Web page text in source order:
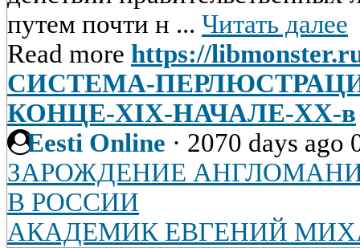
путем почти н ... Читать далее
Read more https://
СИСТЕМА-
КОНЦЕ-XIX-НАЧАЛЕ-XX-в
Eesti Online · 2070 days ago
ЗАРОЖДЕНИЕ
В РОССИИ
АКАДЕМИК ЕВГЕНИЙ